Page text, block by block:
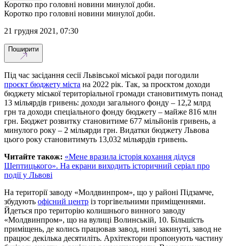
Коротко про головні новини минулої доби.
Коротко про головні новини минулої доби.
21 грудня 2021, 07:30
Поширити
Під час засідання сесії Львівської міської ради погодили
проєкт бюджету міста на 2022 рік. Так, за проєктом доходи
бюджету міської територіальної громади становитимуть понад
13 мільярдів гривень: доходи загального фонду – 12,2 млрд
грн та доходи спеціального фонду бюджету – майже 816 млн
грн. Бюджет розвитку становитиме 677 мільйонів гривень, а
минулого року – 2 мільярди грн. Видатки бюджету Львова
цього року становитимуть 13,032 мільярдів гривень.
Читайте також: «Мене вразила історія кохання дідуся
Шептицького». На екрани виходить історичний серіал про
події у Львові
На території заводу «Молдвинпром», що у районі Підзамче,
збудують офісний центр із торгівельними приміщеннями.
Йдеться про територію колишнього винного заводу
«Молдвинпром», що на вулиці Волинській, 10. Більшість
приміщень, де колись працював завод, нині закинуті, завод не
працює декілька десятиліть. Архітектори пропонують частину